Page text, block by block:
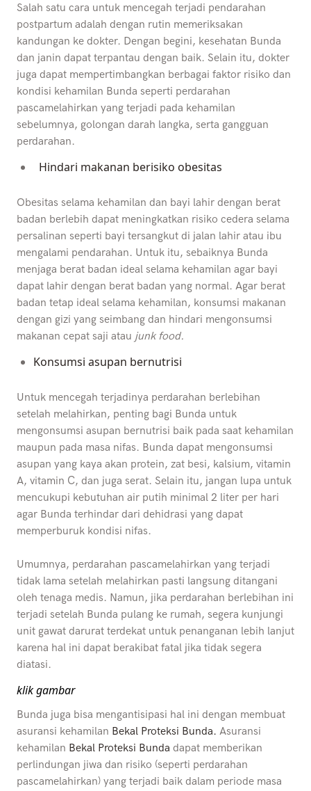
Salah satu cara untuk mencegah terjadi pendarahan
postpartum adalah dengan rutin memeriksakan
kandungan ke dokter. Dengan begini, kesehatan Bunda
dan janin dapat terpantau dengan baik. Selain itu, dokter
juga dapat mempertimbangkan berbagai faktor risiko dan
kondisi kehamilan Bunda seperti perdarahan
pascamelahirkan yang terjadi pada kehamilan
sebelumnya, golongan darah langka, serta gangguan
perdarahan.
Hindari makanan berisiko obesitas
Obesitas selama kehamilan dan bayi lahir dengan berat
badan berlebih dapat meningkatkan risiko cedera selama
persalinan seperti bayi tersangkut di jalan lahir atau ibu
mengalami pendarahan. Untuk itu, sebaiknya Bunda
menjaga berat badan ideal selama kehamilan agar bayi
dapat lahir dengan berat badan yang normal. Agar berat
badan tetap ideal selama kehamilan, konsumsi makanan
dengan gizi yang seimbang dan hindari mengonsumsi
makanan cepat saji atau junk food.
Konsumsi asupan bernutrisi
Untuk mencegah terjadinya perdarahan berlebihan
setelah melahirkan, penting bagi Bunda untuk
mengonsumsi asupan bernutrisi baik pada saat kehamilan
maupun pada masa nifas. Bunda dapat mengonsumsi
asupan yang kaya akan protein, zat besi, kalsium, vitamin
A, vitamin C, dan juga serat. Selain itu, jangan lupa untuk
mencukupi kebutuhan air putih minimal 2 liter per hari
agar Bunda terhindar dari dehidrasi yang dapat
memperburuk kondisi nifas.
Umumnya, perdarahan pascamelahirkan yang terjadi
tidak lama setelah melahirkan pasti langsung ditangani
oleh tenaga medis. Namun, jika perdarahan berlebihan ini
terjadi setelah Bunda pulang ke rumah, segera kunjungi
unit gawat darurat terdekat untuk penanganan lebih lanjut
karena hal ini dapat berakibat fatal jika tidak segera
diatasi.
klik gambar
Bunda juga bisa mengantisipasi hal ini dengan membuat
asuransi kehamilan Bekal Proteksi Bunda. Asuransi
kehamilan Bekal Proteksi Bunda dapat memberikan
perlindungan jiwa dan risiko (seperti perdarahan
pascamelahirkan) yang terjadi baik dalam periode masa